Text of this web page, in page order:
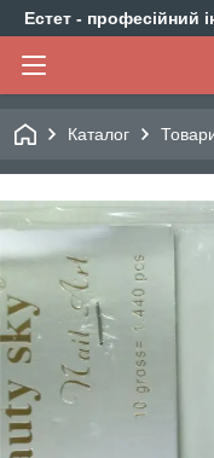
Естет - професійний
Каталог